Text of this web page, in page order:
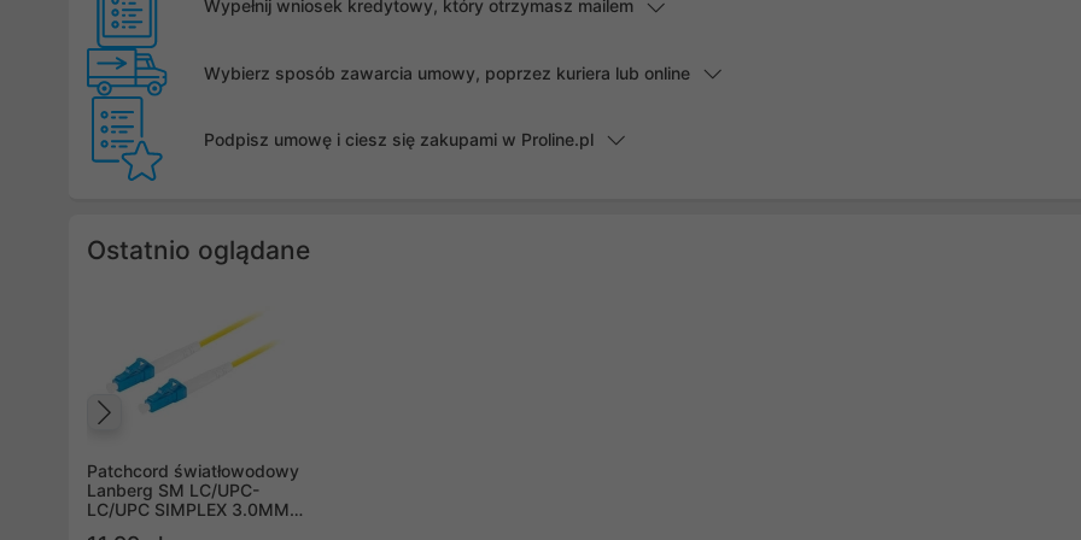
Wypełnij wniosek kredytowy, który otrzymasz mailem
Wybierz sposób zawarcia umowy, poprzez kuriera lub online
Podpisz umowę i ciesz się zakupami w Proline.pl
Ostatnio oglądane
Patchcord światłowodowy
Lanberg SM LC/UPC-
LC/UPC SIMPLEX 3.0MM